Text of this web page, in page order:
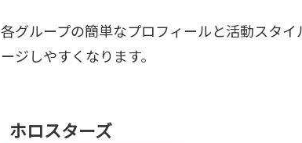
各グループの簡単なプロフィールと活動スタ
ージしやすくなります。
ホロスターズ